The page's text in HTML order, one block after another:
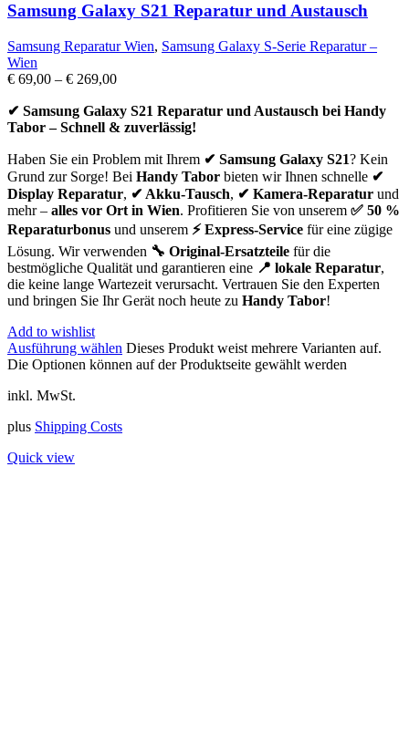
Samsung Galaxy S21 Reparatur und Austausch
Samsung Reparatur Wien, Samsung Galaxy S-Serie Reparatur –
Wien
€ 69,00 – € 269,00
✔ Samsung Galaxy S21 Reparatur und Austausch bei Handy
Tabor – Schnell & zuverlässig!
Haben Sie ein Problem mit Ihrem ✔ Samsung Galaxy S21? Kein
Grund zur Sorge! Bei Handy Tabor bieten wir Ihnen schnelle ✔
Display Reparatur, ✔ Akku-Tausch, ✔ Kamera-Reparatur und
mehr – alles vor Ort in Wien. Profitieren Sie von unserem ✅ 50 %
Reparaturbonus und unserem ⚡ Express-Service für eine zügige
Lösung. Wir verwenden 🔧 Original-Ersatzteile für die
bestmögliche Qualität und garantieren eine 📍 lokale Reparatur,
die keine lange Wartezeit verursacht. Vertrauen Sie den Experten
und bringen Sie Ihr Gerät noch heute zu Handy Tabor!
Add to wishlist
Ausführung wählen Dieses Produkt weist mehrere Varianten auf.
Die Optionen können auf der Produktseite gewählt werden
inkl. MwSt.
plus Shipping Costs
Quick view